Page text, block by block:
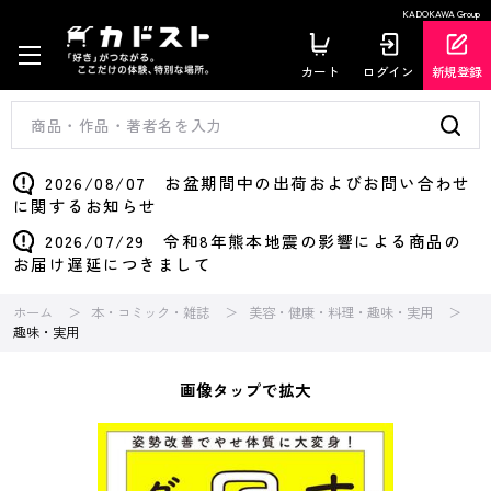
KADOKAWA Group
カート ログイン 新規登録
2026/08/07 お盆期間中の出荷およびお問い合わせ
に関するお知らせ
2026/07/29 令和8年熊本地震の影響による商品の
お届け遅延につきまして
ホーム 本・コミック・雑誌
美容・健康・料理・趣味・実用
趣味・実用
画像タップで拡大